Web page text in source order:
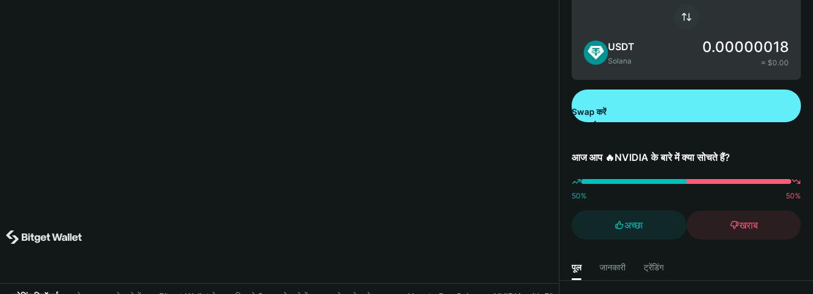
USDT
Solana
0.00000018
≈ $0.00
Swap करें
आज आप 🔥NVIDIA के बारे में क्या सोचते हैं?
50% 50%
अच्छा खराब
पूल जानकारी ट्रेंडिंग